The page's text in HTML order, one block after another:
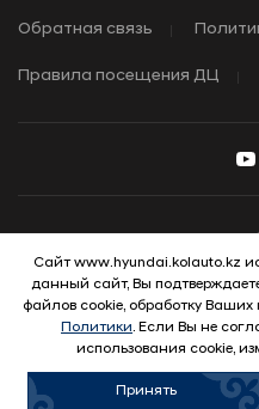
Обратная связь
Правила посещения ДЦ
© 2026
Сайт www.hyundai.kolauto.kz
данный сайт, Вы
файлов cookie, обработку
Политики. Если Вы не
использования cookie,
Принять